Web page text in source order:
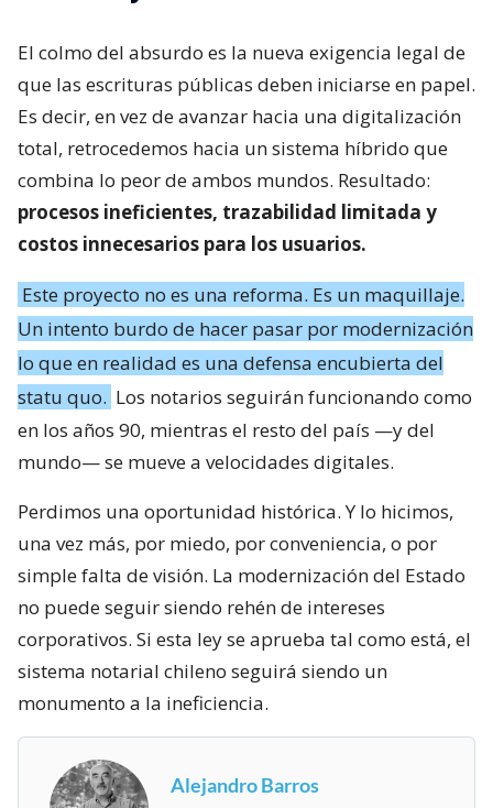
El colmo del absurdo es la nueva exigencia legal de
que las escrituras públicas deben iniciarse en papel.
Es decir, en vez de avanzar hacia una digitalización
total, retrocedemos hacia un sistema híbrido que
combina lo peor de ambos mundos. Resultado:
procesos ineficientes, trazabilidad limitada y
costos innecesarios para los usuarios.
Este proyecto no es una reforma. Es un maquillaje.
Un intento burdo de hacer pasar por modernización
lo que en realidad es una defensa encubierta del
statu quo. Los notarios seguirán funcionando como
en los años 90, mientras el resto del país —y del
mundo— se mueve a velocidades digitales.
Perdimos una oportunidad histórica. Y lo hicimos,
una vez más, por miedo, por conveniencia, o por
simple falta de visión. La modernización del Estado
no puede seguir siendo rehén de intereses
corporativos. Si esta ley se aprueba tal como está, el
sistema notarial chileno seguirá siendo un
monumento a la ineficiencia.
Alejandro Barros